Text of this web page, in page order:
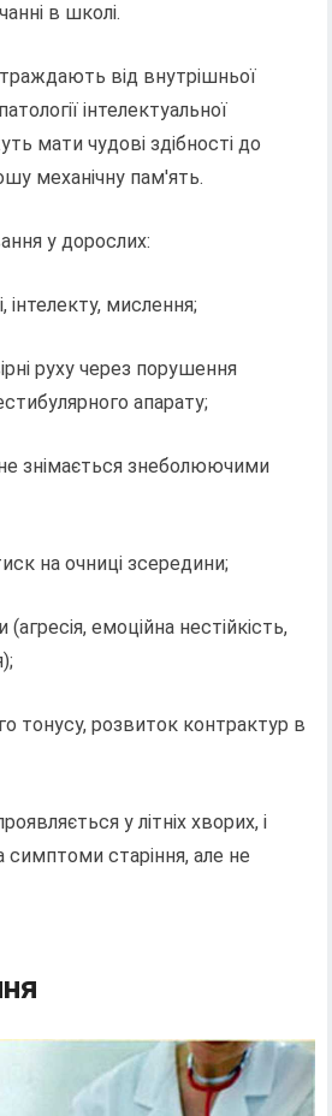
в школі.
від внутрішньої
інтелектуальної
мати чудові здібності до
механічну пам'ять.
у дорослих:
інтелекту, мислення;
руху через порушення
апарату;
знімається знеболюючими
на очниці зсередини;
емоційна нестійкість,
тонусу, розвиток контрактур в
у літніх хворих, і
старіння, але не